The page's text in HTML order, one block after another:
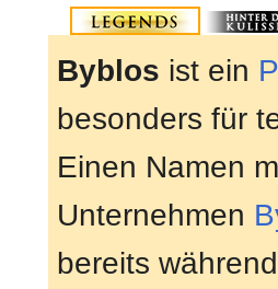
Byblos ist ein
besonders für
Einen Namen
Unternehmen
bereits